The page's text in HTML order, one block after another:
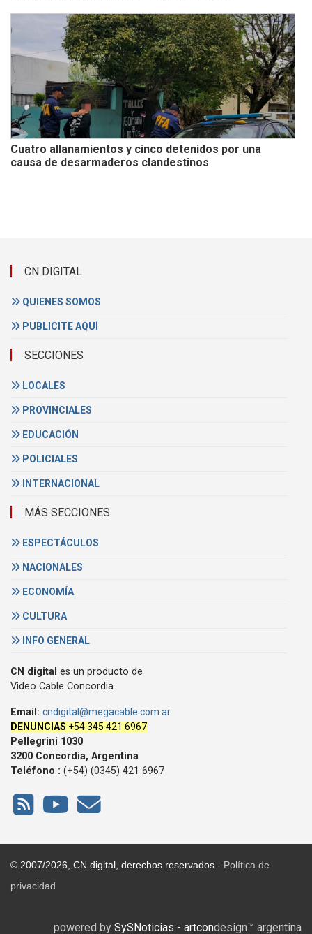
Cuatro allanamientos y cinco detenidos por una
causa de desarmaderos clandestinos
CN DIGITAL
QUIENES SOMOS
PUBLICITE AQUÍ
SECCIONES
LOCALES
PROVINCIALES
EDUCACIÓN
POLICIALES
INTERNACIONAL
MÁS SECCIONES
ESPECTÁCULOS
NACIONALES
ECONOMÍA
CULTURA
INFO GENERAL
CN digital es un producto de
Video Cable Concordia
Email: cndigital@megacable.com.ar
DENUNCIAS +54 345 421 6967
Pellegrini 1030
3200 Concordia, Argentina
Teléfono : (+54) (0345) 421 6967
© 2007/2026, CN digital, derechos reservados - Política de
privacidad
powered by SySNoticias - artcondesign™ argentina